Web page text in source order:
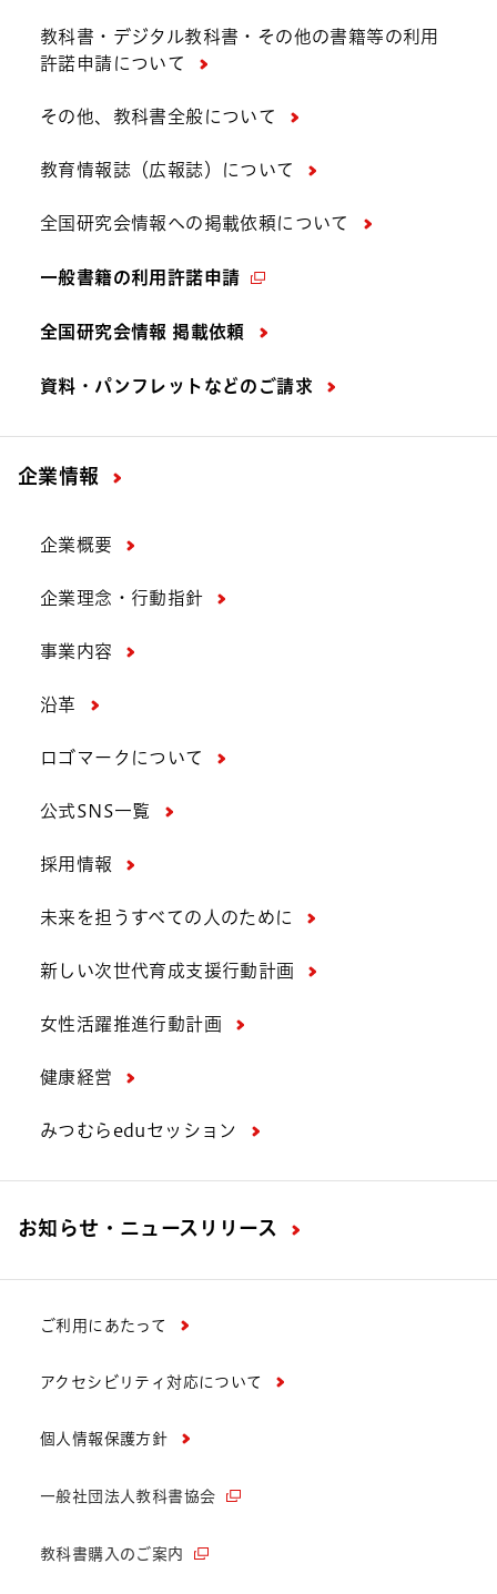
教科書・デジタル教科書・その他の書籍等の利用
許諾申請について
その他、教科書全般について
教育情報誌（広報誌）について
全国研究会情報への掲載依頼について
一般書籍の利用許諾申請
全国研究会情報 掲載依頼
資料・パンフレットなどの ご請求
企業情報
企業概要
企業理念・行動指針
事業内容
沿革
ロゴマークについて
公式SNS一覧
採用情報
未来を担うすべての人のために
新しい次世代育成支援行動計画
女性活躍推進行動計画
健康経営
みつむらeduセッション
お知らせ・ニュースリリース
ご利用にあたって
アクセシビリティ対応について
個人情報保護方針
一般社団法人教科書協会
教科書購入のご案内